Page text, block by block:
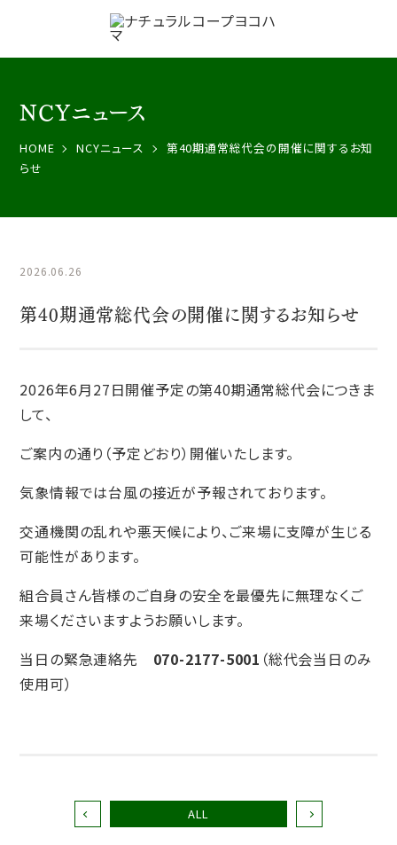
NCYニュース
HOME NCYニュース
第40期通常総代会の開催に関するお知
らせ
2026.06.26
第40期通常総代会の開催に関するお知らせ
2026年6月27日開催予定の第40期通常総代会につきま
して、
ご案内の通り（予定どおり）開催いたします。
気象情報では台風の接近が予報されております。
交通機関の乱れや悪天候により、ご来場に支障が生じる
可能性があります。
組合員さん皆様のご自身の安全を最優先に無理なくご
来場くださいますようお願いします。
当日の緊急連絡先 070-2177-5001 （総代会当日のみ
使用可）
ALL